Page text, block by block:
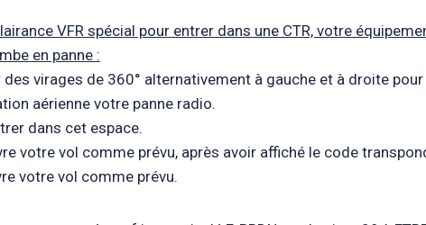
VFR spécial pour entrer dans une CTR, votre
en panne :
virages de 360° alternativement à gauche et à droite
aérienne votre panne radio.
dans cet espace.
votre vol comme prévu, après avoir affiché le code
votre vol comme prévu.